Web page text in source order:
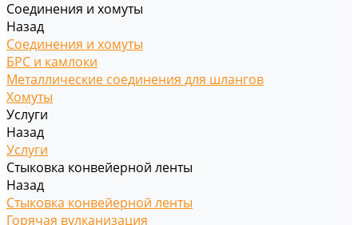
Соединения и хомуты
Назад
Соединения и хомуты
БРС и камлоки
Металлические соединения для шлангов
Хомуты
Услуги
Назад
Услуги
Стыковка конвейерной ленты
Назад
Стыковка конвейерной ленты
Горячая вулканизация